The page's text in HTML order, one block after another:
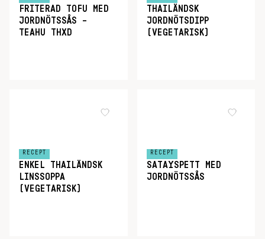
FRITERAD TOFU MED
JORDNÖTSSÅS –
TEAHU THXD
THAILÄNDSK
JORDNÖTSDIPP
(VEGETARISK)
RECEPT
ENKEL THAILÄNDSK
LINSSOPPA
(VEGETARISK)
RECEPT
SATAYSPETT MED
JORDNÖTSSÅS